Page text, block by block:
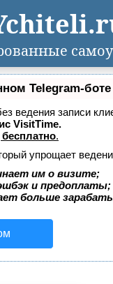
Telegram-боте
ведения записи
VisitTime.
.
упрощает
им о визите;
и предоплаты;
больше